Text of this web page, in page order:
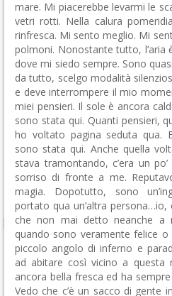
mare. Mi piacerebbe levarmi le
vetri rotti. Nella calura
rinfresca. Mi sento meglio. Mi
polmoni. Nonostante tutto, l’aria
dove mi siedo sempre. Sono
da tutto, scelgo modalità
e deve interrompere il mio
miei pensieri. Il sole è ancora
sono stata qui. Quanti pensieri,
ho voltato pagina seduta qua.
sono stata qui. Anche quella
stava tramontando, c’era un
sorriso di fronte a me.
magia. Dopotutto, sono
portato qua un’altra
che non mai detto neanche a
quando sono veramente felice
piccolo angolo di inferno e
ad abitare così vicino a questa
ancora bella fresca ed ha
Vedo che c’è un sacco di gente